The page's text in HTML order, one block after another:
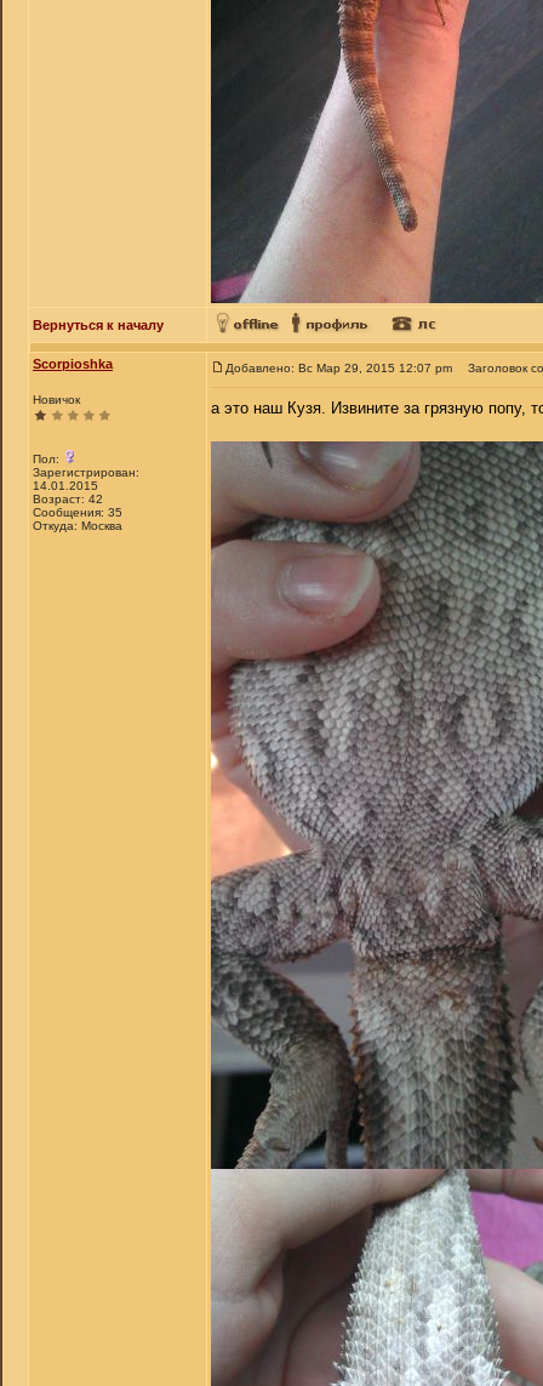
Вернуться к началу
Scorpioshka
Новичок
Пол:
Зарегистрирован:
14.01.2015
Возраст: 42
Сообщения: 35
Откуда: Москва
Добавлено: Вс Мар 29, 2015 12:07 pm Заголовок
а это наш Кузя. Извините за грязную попу,